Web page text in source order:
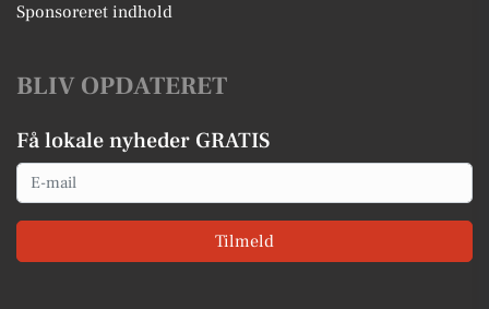
Sponsoreret indhold
BLIV OPDATERET
Få lokale nyheder GRATIS
Email
Tilmeld